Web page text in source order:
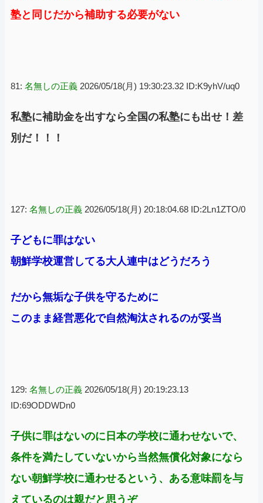
塾と同じだから補助する必要がない
81: 名無しの正義 2026/05/18(月) 19:30:23.32 ID:K9yhV/uq0
私塾に補助金を出すなら全国の私塾にも出せ！差
別だ！！！
127: 名無しの正義 2026/05/18(月) 20:18:04.68 ID:2Ln1ZTO/0
子どもに罪はない
朝鮮学校運営してる大人連中はどうだろう
だから無垢な子供を守るために
このまま経営悪化で自然淘汰されるのが妥当
129: 名無しの正義 2026/05/18(月) 20:19:23.13
ID:69ODDWDn0
子供に罪はないのに日本の学校に通わせないで、
条件を満たしていないから当然無償化対象になら
ない朝鮮学校に通わせるという、ある意味罰を与
えているのは親だと思うぞ